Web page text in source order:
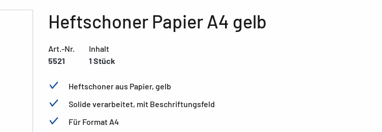
Heftschoner Papier A4 gelb
Art.-Nr.
5521
Inhalt
1 Stück
Heftschoner aus Papier, gelb
Solide verarbeitet, mit Beschriftungsfeld
Für Format A4